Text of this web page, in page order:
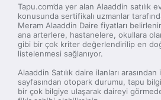
Tapu.com’da yer alan Alaaddin satılık
konusunda sertifikalı uzmanlar
Meram Alaaddin Daire fiyatları
ana arterlere, hastanelere, okullara olan
gibi bir çok kriter değerlendirilip en
listelenmesi sağlanıyor.
Alaaddin Satılık daire ilanları
sayfasından otopark durumu, tapu
bir çok bilgiye ulaşarak daireyi